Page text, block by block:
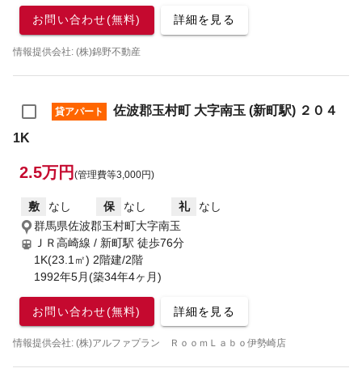
お問い合わせ(無料) 詳細を見る
情報提供会社: (株)錦野不動産
貸アパート
佐波郡玉村町 大字南玉 (新町駅) ２０４
1K
2.5万円 (管理費等3,000円)
敷 なし 保 なし 礼
なし
群馬県佐波郡玉村町大字南玉
ＪＲ高崎線 / 新町駅 徒歩76分
1K(23.1㎡) 2階建/2階
1992年5月(築34年4ヶ月)
お問い合わせ(無料) 詳細を見る
情報提供会社: (株)アルファプラン ＲｏｏｍＬａｂｏ伊勢崎店